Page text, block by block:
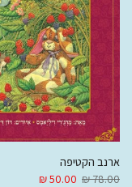
ארנב הקטיפה
78.00 ₪
50.00 ₪